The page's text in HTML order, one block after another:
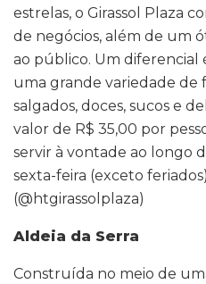
estrelas, o Girassol Plaza
de negócios, além de um
ao público. Um diferencial
uma grande variedade de
salgados, doces, sucos e
valor de R$ 35,00 por
servir à vontade ao longo
sexta-feira (exceto
(@htgirassolplaza)
Aldeia da Serra
Construída no meio de